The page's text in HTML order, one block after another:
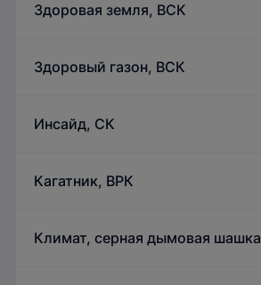
Здоровая земля, ВСК
Здоровый газон, ВСК
Инсайд, СК
Кагатник, ВРК
Климат, серная дымовая шашка